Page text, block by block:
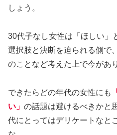
しょう。
30代子なし女性は「ほしい」
選択肢と決断を迫られる側で
のことなど考えた上で今があ
できたらどの年代の女性にも
い」 の話題は避けるべきかと
代にとってはデリケートなと